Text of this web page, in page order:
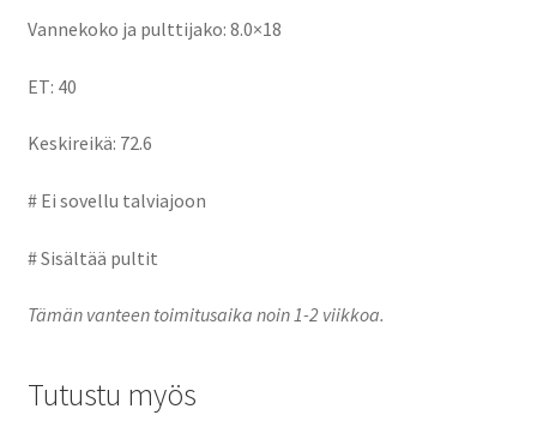
Vannekoko ja pulttijako: 8.0×18
ET: 40
Keskireikä: 72.6
# Ei sovellu talviajoon
# Sisältää pultit
Tämän vanteen toimitusaika noin 1-2 viikkoa.
Tutustu myös